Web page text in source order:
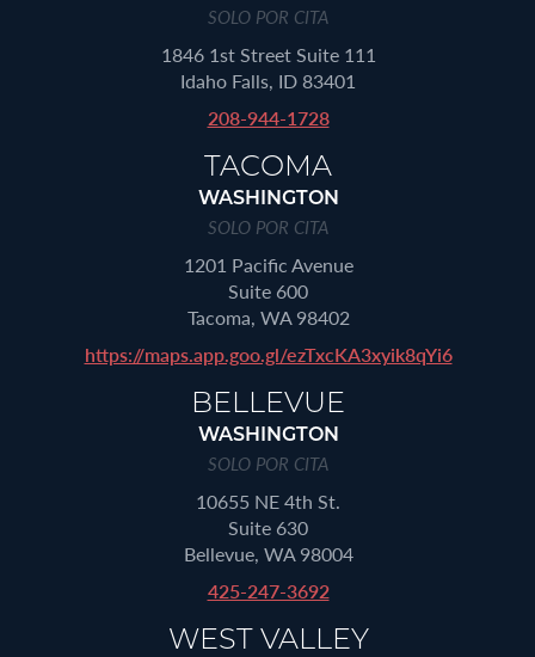
SOLO POR CITA
1846 1st Street Suite 111
Idaho Falls, ID 83401
208-944-1728
TACOMA
WASHINGTON
SOLO POR CITA
1201 Pacific Avenue
Suite 600
Tacoma, WA 98402
https://maps.app.goo.gl/ezTxcKA3xyik8qYi6
BELLEVUE
WASHINGTON
SOLO POR CITA
10655 NE 4th St.
Suite 630
Bellevue, WA 98004
425-247-3692
WEST VALLEY